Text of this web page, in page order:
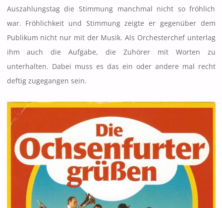
Auszahlungstag die Stimmung manchmal nicht so fröhlich
war. Fröhlichkeit und Stimmung zeigte er gegenüber dem
Publikum nicht nur mit der Musik. Als Orchesterchef unterlag
ihm auch die Aufgabe, die Zuhörer mit Worten zu
unterhalten. Dabei muss es das ein oder andere mal recht
deftig zugegangen sein.